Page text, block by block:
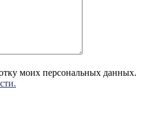
моих персональных данных.